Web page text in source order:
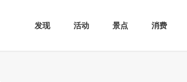
发现
活动 景点 消费